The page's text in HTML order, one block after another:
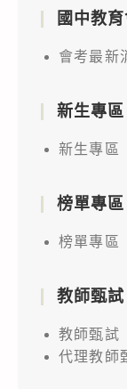
國中教
會考最新
新生專區
新生專區
榜單專區
榜單專區
教師甄試
教師甄試
代理教師